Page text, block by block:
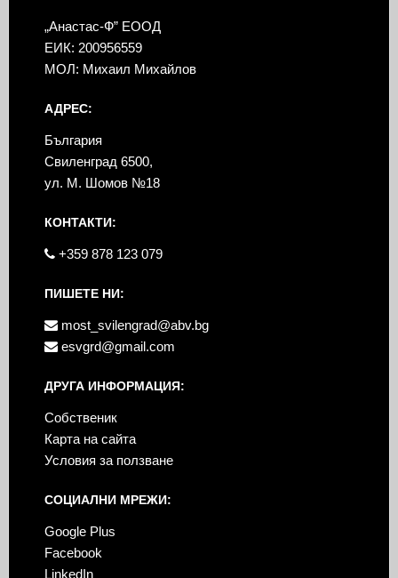
„Анастас-Ф” ЕООД
ЕИК: 200956559
МОЛ: Михаил Михайлов
АДРЕС:
България
Свиленград 6500,
ул. М. Шомов №18
КОНТАКТИ:
+359 878 123 079
ПИШЕТЕ НИ:
most_svilengrad@abv.bg
esvgrd@gmail.com
ДРУГА ИНФОРМАЦИЯ:
Собственик
Карта на сайта
Условия за ползване
СОЦИАЛНИ МРЕЖИ:
Google Plus
Facebook
LinkedIn